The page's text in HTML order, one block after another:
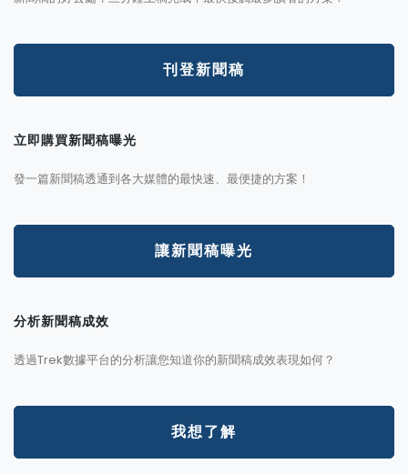
刊登新聞稿
立即購買新聞稿曝光
發一篇新聞稿透通到各大媒體的最快速、最便捷的方案！
讓新聞稿曝光
分析新聞稿成效
透過Trek數據平台的分析讓您知道你的新聞稿成效表現如何？
我想了解